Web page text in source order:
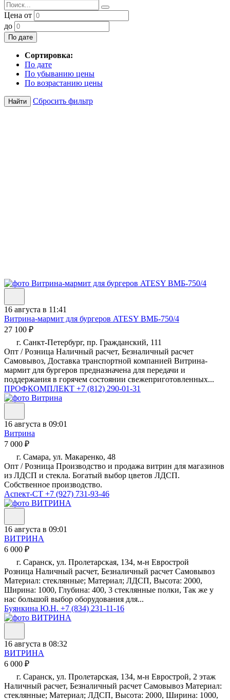
Цена от
до
По дате
Сортировка:
По дате
По убыванию цены
По возрастанию цены
Найти Сбросить фильтр
16 августа в 11:41
Витрина-мармит для бургеров ATESY ВМБ-750/4
27 100 ₽
г. Санкт-Петербург, пр. Гражданский, 111
Опт / Розница Наличный расчет, Безналичный расчет
Самовывоз, Доставка транспортной компанией Витрина-
мармит для бургеров предназначена для передачи и
поддержания в горячем состоянии свежеприготовленных...
ПРОФКОМПЛЕКТ +7 (812) 290-01-31
16 августа в 09:01
Витрина
7 000 ₽
г. Самара, ул. Макаренко, 48
Опт / Розница Производство и продажа витрин для магазинов
из ЛДСП и стекла. Богатый выбор цветов ЛДСП.
Собственное производство.
Аспект-СТ +7 (927) 731-93-46
16 августа в 09:01
ВИТРИНА
6 000 ₽
г. Саранск, ул. Пролетарская, 134, м-н Еврострой
Розница Наличный расчет, Безналичный расчет Самовывоз
Материал: стеклянные; Материал; ЛДСП, Высота: 2000,
Ширина: 1000, Глубина: 400, 3 стеклянные полки, Так же у
нас большой выбор оборудования для...
Буянкина Ю.Н. +7 (834) 231-11-16
16 августа в 08:32
ВИТРИНА
6 000 ₽
г. Саранск, ул. Пролетарская, 134, м-н Еврострой, 2 этаж
Наличный расчет, Безналичный расчет Самовывоз Материал:
стеклянные; Материал; ЛДСП, Высота: 2000, Ширина: 1000,